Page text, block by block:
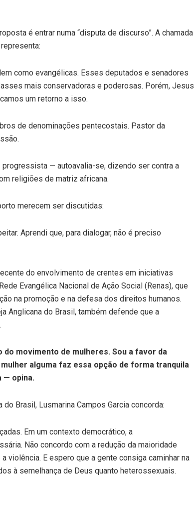
é entrar numa “disputa de discurso”. A chamada
como evangélicas. Esses deputados e senadores
mais conservadoras e poderosas. Porém, Jesus
um retorno a isso.
de denominações pentecostais. Pastor da
— autoavalia-se, dizendo ser contra a
religiões de matriz africana.
merecem ser discutidas:
Aprendi que, para dialogar, não é preciso
do envolvimento de crentes em iniciativas
Evangélica Nacional de Ação Social (Renas), que
na promoção e na defesa dos direitos humanos.
Anglicana do Brasil, também defende que a
movimento de mulheres. Sou a favor da
alguma faz essa opção de forma tranquila
— opina.
Brasil, Lusmarina Campos Garcia concorda:
Em um contexto democrático, a
Não concordo com a redução da maioridade
violência. E espero que a gente consiga caminhar na
à semelhança de Deus quanto heterossexuais.